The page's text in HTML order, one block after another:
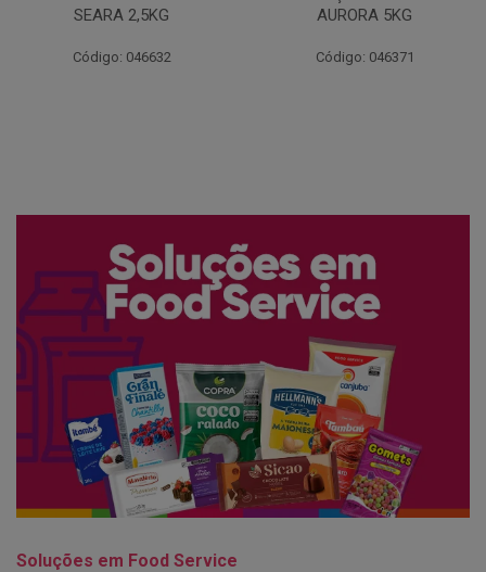
AURORA 5KG
Código: 046371
FATIADO PAKAN 200G
Código: 061522
Soluções em Food Service